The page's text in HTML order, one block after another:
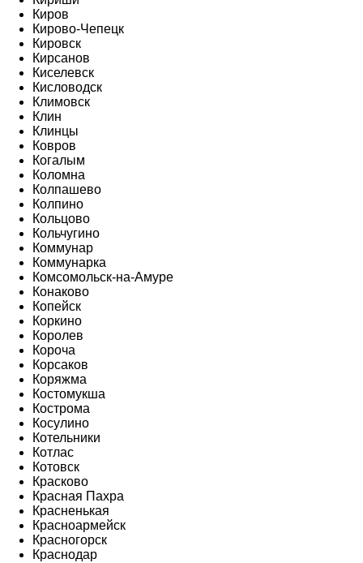
Киров
Кирово-Чепецк
Кировск
Кирсанов
Киселевск
Кисловодск
Климовск
Клин
Клинцы
Ковров
Когалым
Коломна
Колпашево
Колпино
Кольцово
Кольчугино
Коммунар
Коммунарка
Комсомольск-на-Амуре
Конаково
Копейск
Коркино
Королев
Короча
Корсаков
Коряжма
Костомукша
Кострома
Косулино
Котельники
Котлас
Котовск
Красково
Красная Пахра
Красненькая
Красноармейск
Красногорск
Краснодар